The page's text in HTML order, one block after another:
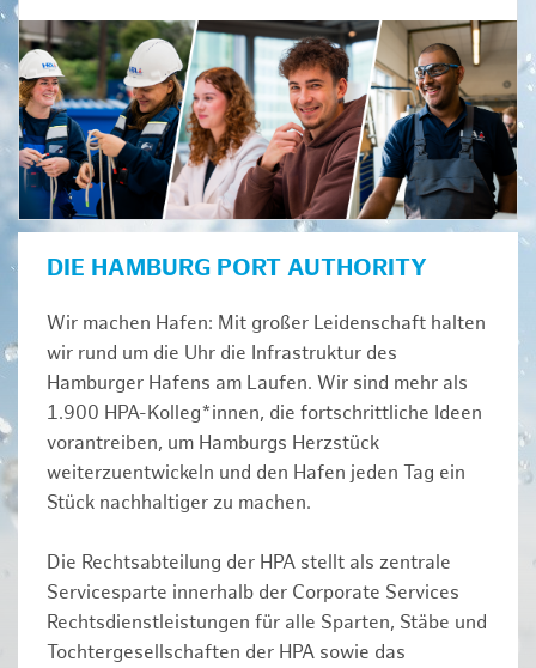
DIE HAMBURG PORT AUTHORITY
Wir machen Hafen: Mit großer Leidenschaft halten
wir rund um die Uhr die Infrastruktur des
Hamburger Hafens am Laufen. Wir sind mehr als
1.900 HPA-Kolleg*innen, die fortschrittliche Ideen
vorantreiben, um Hamburgs Herzstück
weiterzuentwickeln und den Hafen jeden Tag ein
Stück nachhaltiger zu machen.
Die Rechtsabteilung der HPA stellt als zentrale
Servicesparte innerhalb der Corporate Services
Rechtsdienstleistungen für alle Sparten, Stäbe und
Tochtergesellschaften der HPA sowie das